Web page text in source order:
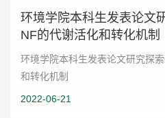
环境学院本科生发表论文
NF的代谢活化和转化机制
环境学院本科生发表论文研究探
和转化机制
2022-06-21